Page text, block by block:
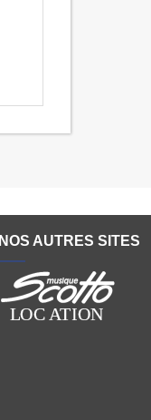
NOS AUTRES SITES